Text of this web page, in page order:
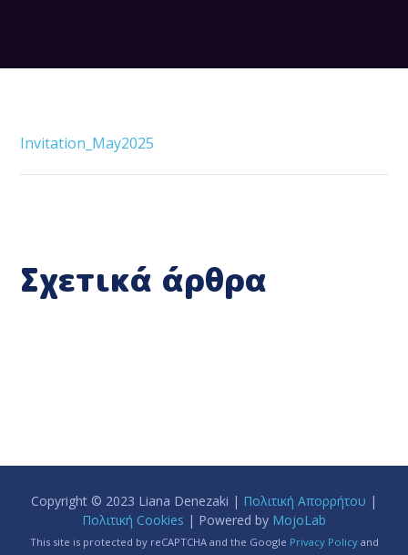
Invitation_May2025
Σχετικά άρθρα
Copyright © 2023 Liana Denezaki | Πολιτική Απορρήτου |
Πολιτική Cookies | Powered by MojoLab
This site is protected by reCAPTCHA and the Google Privacy Policyand